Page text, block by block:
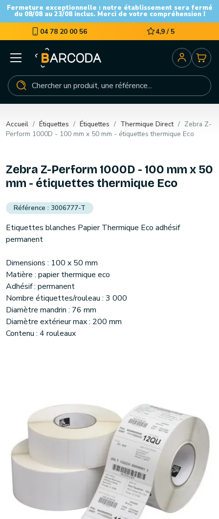
Fermeture exceptionnelle : notre établissement sera fermé
du 08/08 au 23/08 inclus. Merci de votre compréhension !
04 78 20 00 56 4,9 / 5
Accueil Étiquettes Étiquettes Thermique Direct
Zebra Z-
Perform 1000D - 100 mm x 50 mm - étiquettes thermique Eco
Zebra Z-Perform 1000D - 100 mm x 50
mm - étiquettes thermique Eco
3006777-T
Etiquettes blanches Papier Thermique Eco adhésif
permanent
Dimensions : 100 x 50 mm
Matière : papier thermique eco
Adhésif : permanent
Nombre étiquettes/rouleau : 3 000
Diamètre mandrin : 76 mm
Diamètre extérieur max : 200 mm
Contenu : 4 rouleaux